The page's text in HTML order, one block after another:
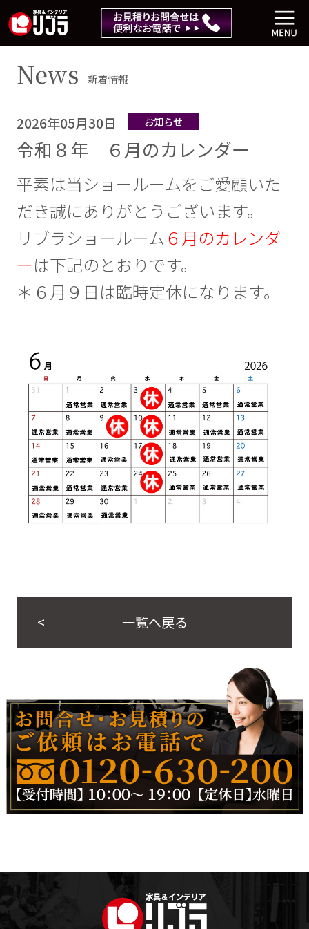
News 新着情報
お知らせ
2026年05月30日
令和８年 ６月のカレンダー
平素は当ショールームをご愛顧いた
だき誠にありがとうございます。
リブラショールーム ６月のカレンダ
ーは下記のとおりです。
＊６月９日は臨時定休になります。
一覧へ戻る